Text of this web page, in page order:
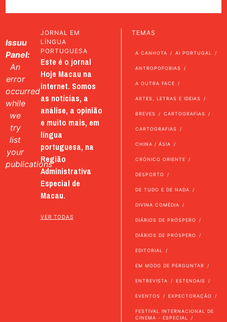
Issuu
Panel:
An
error
occurred
while
we
try
list
your
publications
JORNAL EM
LÍNGUA
PORTUGUESA
Este é o jornal
Hoje Macau na
internet. Somos
as notícias, a
análise, a opinião
e muito mais, em
língua
portuguesa, na
Região
Administrativa
Especial de
Macau.
VER TODAS
TEMAS
A CANHOTA AI PORTUGAL
ANTROPOFOBIAS
A OUTRA FACE
ARTES, LETRAS E IDEIAS
BREVES CARTOGRAFIAS
CARTOGRAFIAS
CHINA / ÁSIA
CRÓNICO ORIENTE
DESPORTO
DE TUDO E DE NADA
DIVINA COMÉDIA
DIÁRIOS DE PRÓSPERO
DIÁRIOS DE PRÓSPERO
EDITORIAL
EM MODO DE PERGUNTAR
ENTREVISTA ESTENDAIS
EVENTOS EXPECTORAÇÃO
FESTIVAL INTERNACIONAL DE
CINEMA - ESPECIAL